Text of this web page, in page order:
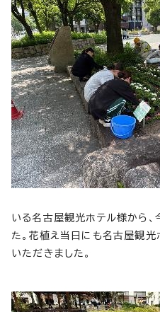
いる名古屋観光ホテル様から
た。花植え当日にも名古屋観
いただきました。